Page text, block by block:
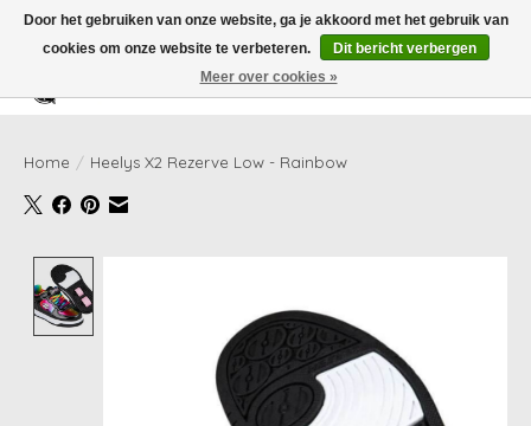
Verlanglijst
Home / Heelys X2 Rezerve Low - Rainbow
Door het gebruiken van onze website, ga je akkoord met het gebruik van
cookies om onze website te verbeteren.
Dit bericht verbergen
Meer over cookies »